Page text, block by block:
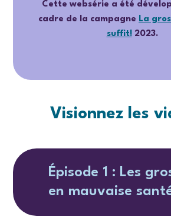
Cette websérie a été
cadre de la campagne La
suffit!2023.
Visionnez les
Épisode 1 : Les
en mauvaise